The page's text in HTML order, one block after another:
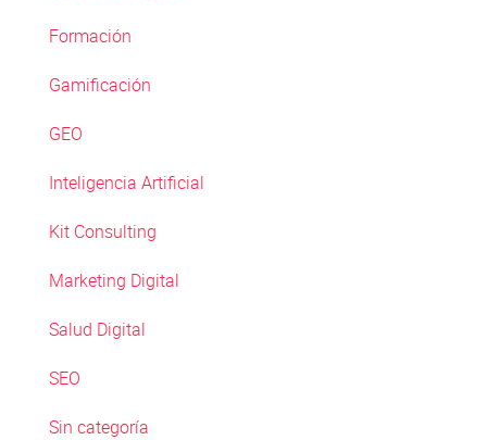
Formación
Gamificación
GEO
Inteligencia Artificial
Kit Consulting
Marketing Digital
Salud Digital
SEO
Sin categoría